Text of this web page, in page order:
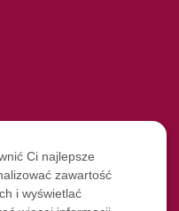
Ci najlepsze
zawartość
i wyświetlać